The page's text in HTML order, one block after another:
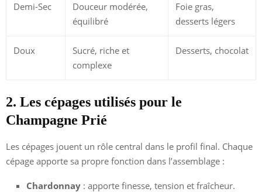
Demi-Sec
Douceur modérée,
équilibré
Foie gras,
desserts légers
Doux
Sucré, riche et
complexe
Desserts, chocolat
2. Les cépages utilisés pour le
Champagne Prié
Les cépages jouent un rôle central dans le profil final. Chaque
cépage apporte sa propre fonction dans l’assemblage :
Chardonnay : apporte finesse, tension et fraîcheur.